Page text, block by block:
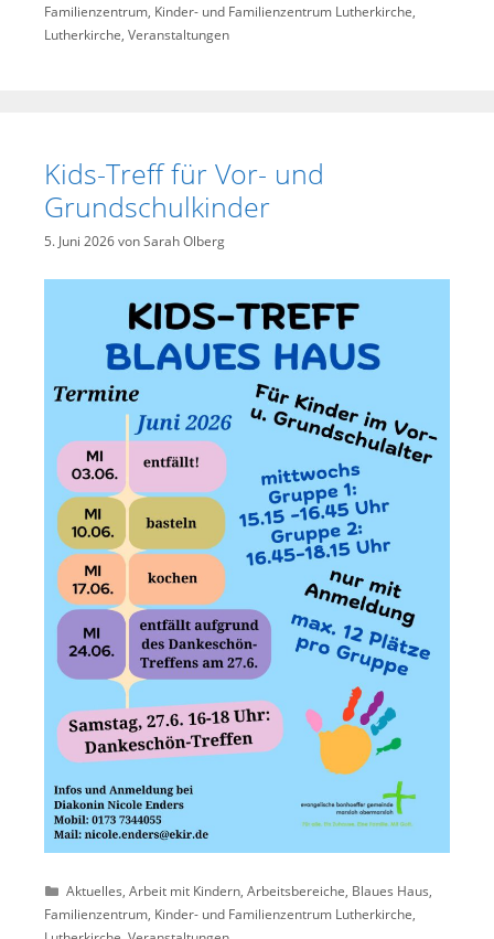
Familienzentrum, Kinder- und Familienzentrum Lutherkirche,
Lutherkirche, Veranstaltungen
Kids-Treff für Vor- und
Grundschulkinder
5. Juni 2026vonSarah Olberg
Kategorien
Aktuelles,Arbeit mit Kindern,Arbeitsbereiche, Blaues Haus,
Familienzentrum, Kinder- und Familienzentrum Lutherkirche,